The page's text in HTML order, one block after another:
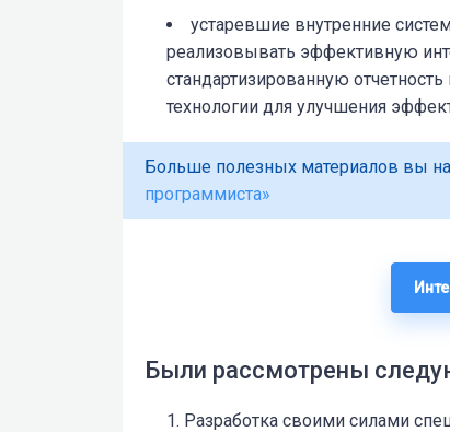
устаревшие внутренние
реализовывать эффективную
стандартизированную
технологии для улучшения
Больше полезных материалов вы
программиста»
Были рассмотрены
Разработка своими силами